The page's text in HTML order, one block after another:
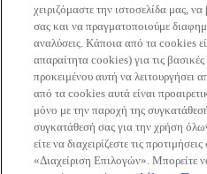
Εταιρεία
Τελευταία Νέα
o
p
e
o
p
e
Όροι χρήσηςΠροστασία
ΓλωσσάριοΒοήθεια
χειριζόμαστε την ιστοσελίδα μας,
σας και να πραγματοποιούμε
αναλύσεις. Κάποια από τα cookies
απαραίτητα cookies) για τις βασικές
προκειμένου αυτή να λειτουργήσει
από τα cookies αυτά είναι
μόνο με την παροχή της
συγκατάθεσή σας για την χρήση
είτε να διαχειρίζεστε τις
«Διαχείριση Επιλογών». Μπορείτε